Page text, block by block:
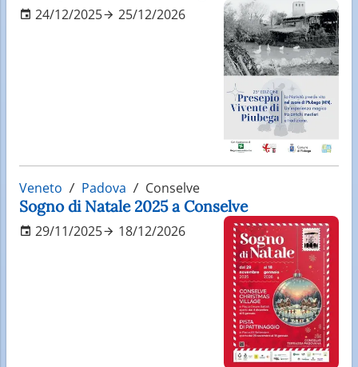
24/12/2025 25/12/2026
Veneto Padova Conselve
Sogno di Natale 2025 a Conselve
29/11/2025 18/12/2026